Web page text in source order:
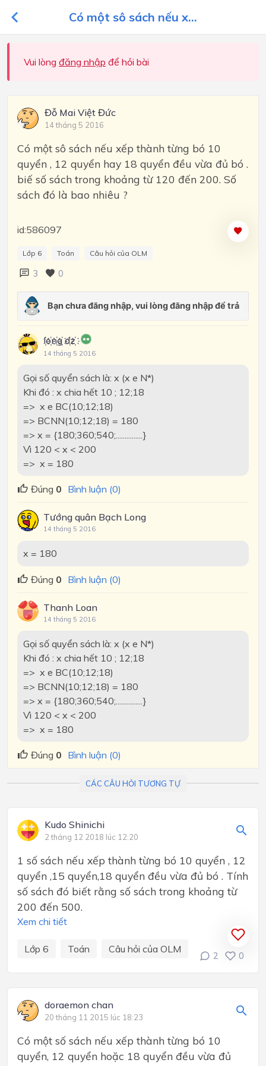
Có một sô sách nếu x...
Vui lòng đăng nhập để hỏi bài
Đỗ Mai Việt Đức
14 tháng 5 2016
Có một sô sách nếu xếp thành từng bó 10
quyển , 12 quyển hay 18 quyển đều vừa đủ bó .
biế số sách trong khoảng từ 120 đến 200. Số
sách đó là bao nhiêu ?
id:586097
Lớp 6 Toán Câu hỏi của OLM
3 0
l҉o҉n҉g҉ d҉z҉
14 tháng 5 2016
Gọi số quyển sách là: x (x e N*)
Khi đó : x chia hết 10 ; 12;18
=> x e BC(10;12;18)
=> BCNN(10;12;18) = 180
=> x = {180;360;540;...............}
Vì 120 < x < 200
=> x = 180
Đúng 0 Bình luận (0)
Tướng quân Bạch Long
14 tháng 5 2016
x = 180
Đúng 0 Bình luận (0)
Thanh Loan
14 tháng 5 2016
Gọi số quyển sách là: x (x e N*)
Khi đó : x chia hết 10 ; 12;18
=> x e BC(10;12;18)
=> BCNN(10;12;18) = 180
=> x = {180;360;540;...............}
Vì 120 < x < 200
=> x = 180
Đúng 0 Bình luận (0)
CÁC CÂU HỎI TƯƠNG TỰ
Kudo Shinichi
2 tháng 12 2018 lúc 12:20
1 số sách nếu xếp thành từng bó 10 quyển , 12
quyển ,15 quyển,18 quyển đều vừa đủ bó . Tính
số sách đó biết rằng số sách trong khoảng từ
200 đến 500.
Xem chi tiết
Lớp 6 Toán Câu hỏi của OLM
2 0
doraemon chan
20 tháng 11 2015 lúc 18:23
Có một số sách nếu xếp thành từng bó 10
quyển, 12 quyển hoặc 18 quyển đều vừa đủ